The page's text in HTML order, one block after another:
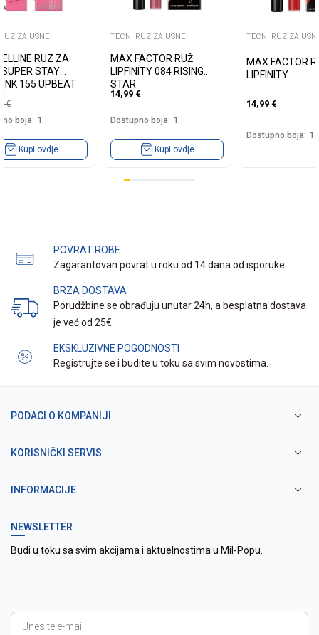
ZA USNE
RUZ ZA
STAY
INK 155 UPBEAT
€
€
boja: 1
Kupi ovdje
TECNI RUZ ZA USNE
MAX FACTOR RUŽ
LIPFINITY 084 RISING
STAR
14,99 €
Dostupno boja: 1
Kupi ovdje
TECNI RUZ ZA
MAX FACTOR
LIPFINITY
14,99 €
Dostupno boja: 1
POVRAT ROBE
Zagarantovan povrat u roku od 14 dana od isporuke.
BRZA DOSTAVA
Porudžbine se obrađuju unutar 24h, a besplatna dostava
je već od 25€.
EKSKLUZIVNE POGODNOSTI
Registrujte se i budite u toku sa svim novostima.
PODACI O KOMPANIJI
KORISNIČKI SERVIS
INFORMACIJE
NEWSLETTER
Budi u toku sa svim akcijama i aktuelnostima u Mil-Popu.